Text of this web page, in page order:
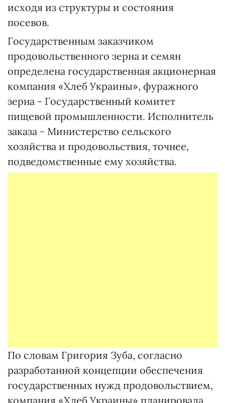
исходя из структуры и состояния
посевов.
Государственным заказчиком
продовольственного зерна и семян
определена государственная акционерная
компания «Хлеб Украины», фуражного
зерна - Государственный комитет
пищевой промышленности. Исполнитель
заказа - Министерство сельского
хозяйства и продовольствия, точнее,
подведомственные ему хозяйства.
По словам Григория Зуба, согласно
разработанной концепции обеспечения
государственных нужд продовольствием,
компания «Хлеб Украины» планировала